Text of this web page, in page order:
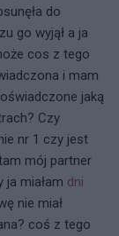
do
go wyjął a ja
cos z tego
i mam
jaką
Czy
nr 1 czy jest
mój partner
ja miałam dni
nie miał
coś z tego